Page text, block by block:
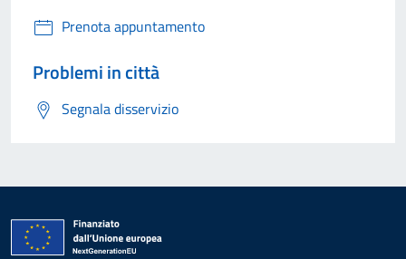
Prenota appuntamento
Problemi in città
Segnala disservizio